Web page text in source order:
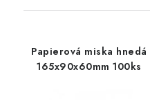
Papierová miska hnedá
165x90x60mm 100ks